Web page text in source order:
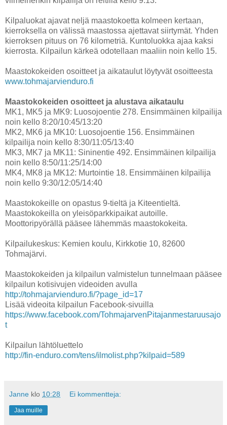
Kilpaluokat ajavat neljä maastokoetta kolmeen kertaan,
kierroksella on välissä maastossa ajettavat siirtymät. Yhden
kierroksen pituus on 76 kilometriä. Kuntoluokka ajaa kaksi
kierrosta. Kilpailun kärkeä odotellaan maaliin noin kello 15.
Maastokokeiden osoitteet ja aikataulut löytyvät osoitteesta
www.tohmajarvienduro.fi
Maastokokeiden osoitteet ja alustava aikataulu
MK1, MK5 ja MK9: Luosojoentie 278. Ensimmäinen kilpailija
noin kello 8:20/10:45/13:20
MK2, MK6 ja MK10: Luosojoentie 156. Ensimmäinen
kilpailija noin kello 8:30/11:05/13:40
MK3, MK7 ja MK11: Sininentie 492. Ensimmäinen kilpailija
noin kello 8:50/11:25/14:00
MK4, MK8 ja MK12: Murtointie 18. Ensimmäinen kilpailija
noin kello 9:30/12:05/14:40
Maastokokeille on opastus 9-tieltä ja Kiteentieltä.
Maastokokeilla on yleisöparkkipaikat autoille.
Moottoripyörällä pääsee lähemmäs maastokokeita.
Kilpailukeskus: Kemien koulu, Kirkkotie 10, 82600
Tohmajärvi.
Maastokokeiden ja kilpailun valmistelun tunnelmaan pääsee
kilpailun kotisivujen videoiden avulla
http://tohmajarvienduro.fi/?page_id=17
Lisää videoita kilpailun Facebook-sivuilla
https://www.facebook.com/TohmajarvenPitajanmestaruusajo
t
Kilpailun lähtöluettelo
http://fin-enduro.com/tens/ilmolist.php?kilpaid=589
Janne klo 10:28 Ei kommentteja:
Jaa muille